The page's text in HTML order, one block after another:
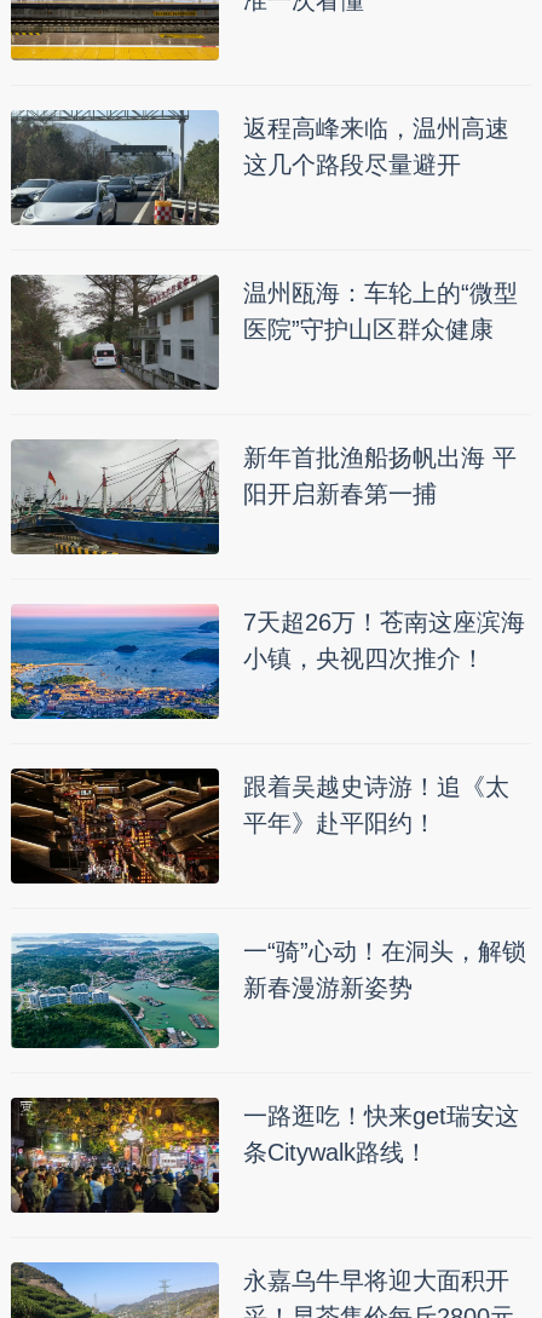
返程高峰来临，温州高速
这几个路段尽量避开
温州瓯海：车轮上的“微型
医院”守护山区群众健康
新年首批渔船扬帆出海 平
阳开启新春第一捕
7天超26万！苍南这座滨海
小镇，央视四次推介！
跟着吴越史诗游！追《太
平年》赴平阳约！
一“骑”心动！在洞头，解锁
新春漫游新姿势
一路逛吃！快来get瑞安这
条Citywalk路线！
永嘉乌牛早将迎大面积开